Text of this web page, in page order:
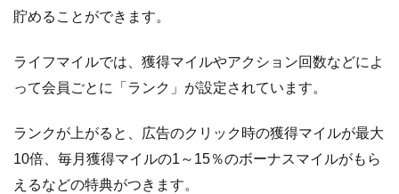
貯めることができます。
ライフマイルでは、獲得マイルやアクション回数などによ
って会員ごとに「ランク」が設定されています。
ランクが上がると、広告のクリック時の獲得マイルが最大
10倍、毎月獲得マイルの1～15％のボーナスマイルがもら
えるなどの特典がつきます。